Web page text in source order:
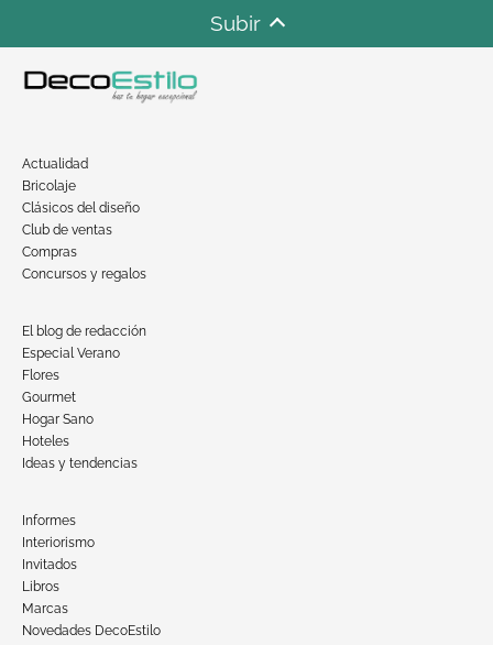
Subir
Actualidad
Bricolaje
Clásicos del diseño
Club de ventas
Compras
Concursos y regalos
El blog de redacción
Especial Verano
Flores
Gourmet
Hogar Sano
Hoteles
Ideas y tendencias
Informes
Interiorismo
Invitados
Libros
Marcas
Novedades DecoEstilo